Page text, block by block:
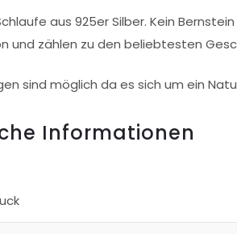
aus 925er Silber. Kein
zählen zu den beliebtesten
sind möglich da es sich um ein
Informationen